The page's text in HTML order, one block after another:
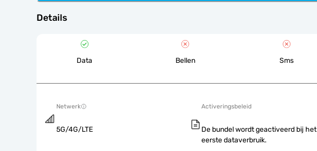
Details
Data Bellen Sms
Netwerk
5G/4G/LTE
Activeringsbeleid
De bundel wordt geactiveerd bij het
eerste dataverbruik.